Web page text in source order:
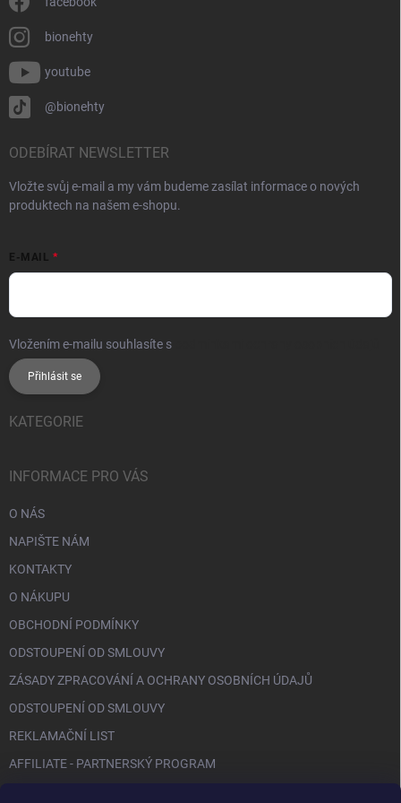
bionehty
youtube
@bionehty
ODEBÍRAT NEWSLETTER
Vložte svůj e-mail a my vám budeme zasílat informace o nových
produktech na našem e-shopu.
E-MAIL
Vložením e-mailu souhlasíte s
Přihlásit se
KATEGORIE
INFORMACE PRO VÁS
O NÁS
NAPIŠTE NÁM
KONTAKTY
O NÁKUPU
OBCHODNÍ PODMÍNKY
ODSTOUPENÍ OD SMLOUVY
ZÁSADY ZPRACOVÁNÍ A OCHRANY OSOBNÍCH ÚDAJŮ
ODSTOUPENÍ OD SMLOUVY
REKLAMAČNÍ LIST
AFFILIATE - PARTNERSKÝ PROGRAM